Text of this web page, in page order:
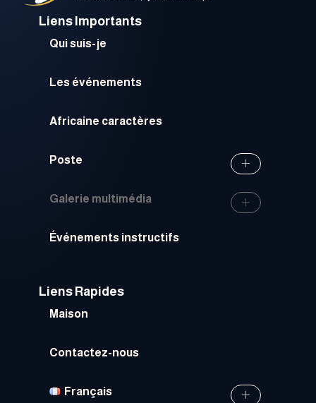
Liens Importants
Qui suis-je
Les événements
Africaine caractères
Poste
Galerie multimédia
Événements instructifs
Liens Rapides
Maison
Contactez-nous
Français